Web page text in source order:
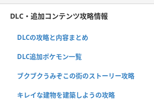
DLC・追加コンテンツ攻略情報
DLCの攻略と内容まとめ
DLC追加ポケモン一覧
ブクブクうみぞこの街のストーリー攻略
キレイな建物を建築しようの攻略